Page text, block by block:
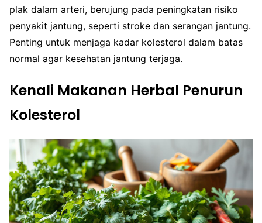
plak dalam arteri, berujung pada peningkatan risiko
penyakit jantung, seperti stroke dan serangan jantung.
Penting untuk menjaga kadar kolesterol dalam batas
normal agar kesehatan jantung terjaga.
Kenali Makanan Herbal Penurun
Kolesterol